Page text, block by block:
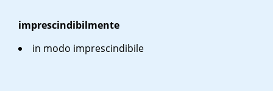
imprescindibilmente
in modo imprescindibile